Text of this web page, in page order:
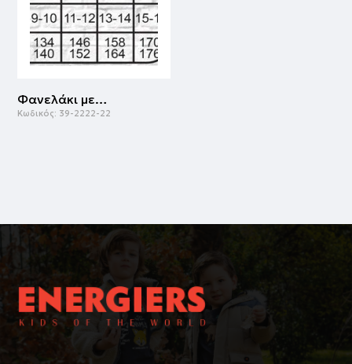
Φανελάκι με κοντό μανίκι - μονόχρωμο | ΛΕΥΚΟ
Κωδικός: 39-2222-22